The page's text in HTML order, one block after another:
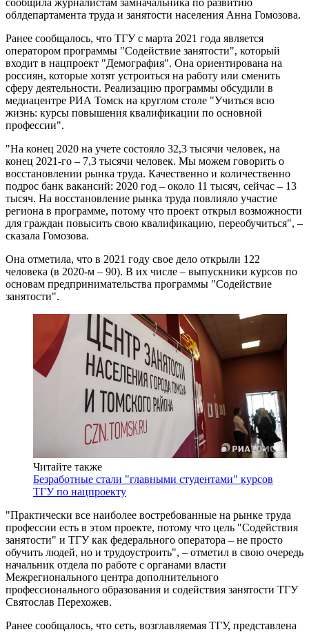
сообщила журналистам замначальника по развитию
облдепартамента труда и занятости населения Анна Гомозова.
Ранее сообщалось, что ТГУ с марта 2021 года является
оператором программы "Содействие занятости", который
входит в нацпроект "Демография". Она ориентирована на
россиян, которые хотят устроиться на работу или сменить
сферу деятельности. Реализацию программы обсудили в
медиацентре РИА Томск на круглом столе "Учиться всю
жизнь: курсы повышения квалификации по основной
профессии".
"На конец 2020 на учете состояло 32,3 тысячи человек, на
конец 2021-го – 7,3 тысячи человек. Мы можем говорить о
восстановлении рынка труда. Качественно и количественно
подрос банк вакансий: 2020 год – около 11 тысяч, сейчас – 13
тысяч. На восстановление рынка труда повлияло участие
региона в программе, потому что проект открыл возможности
для граждан повысить свою квалификацию, переобучиться", –
сказала Гомозова.
Она отметила, что в 2021 году свое дело открыли 122
человека (в 2020-м – 90). В их числе – выпускники курсов по
основам предпринимательства программы "Содействие
занятости".
Читайте также
Безработные стали "главными студентами" курсов
ТГУ по нацпроекту
"Практически все наиболее востребованные на рынке труда
профессии есть в этом проекте, потому что цель "Содействия
занятости" и ТГУ как федерального оператора – не просто
обучить людей, но и трудоустроить", – отметил в свою очередь
начальник отдела по работе с органами власти
Межрегионального центра дополнительного
профессионального образования и содействия занятости ТГУ
Святослав Перехожев.
Ранее сообщалось, что сеть, возглавляемая ТГУ, представлена